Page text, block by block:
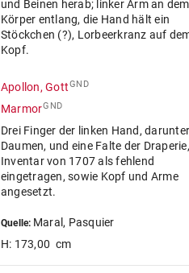
und Beinen herab; linker Arm an dem
Körper entlang, die Hand hält ein
Stöckchen (?), Lorbeerkranz auf
Kopf.
Apollon, GottGND
MarmorGND
Drei Finger der linken Hand,
Daumen, und eine Falte der
Inventar von 1707 als fehlend
eingetragen, sowie Kopf und Arme
angesetzt.
Quelle: Maral, Pasquier
H: 173,00 cm